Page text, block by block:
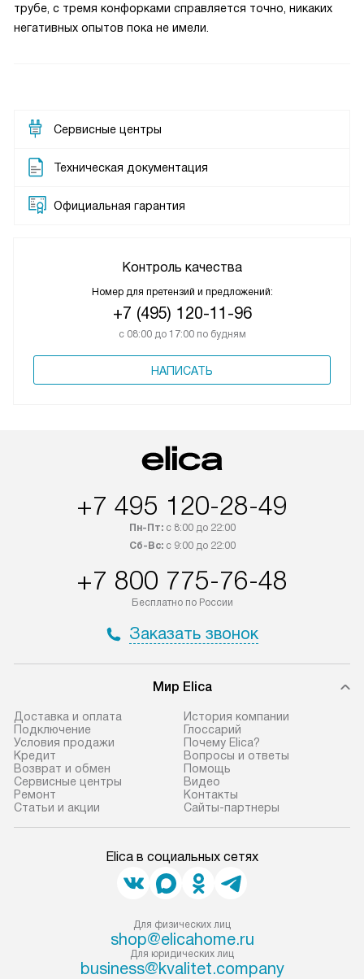
трубе, с тремя конфорками справляется точно, никаких
негативных опытов пока не имели.
Сервисные центры
Техническая документация
Официальная гарантия
Контроль качества
Номер для претензий и предложений:
+7 (495) 120-11-96
с 08:00 до 17:00 по будням
НАПИСАТЬ
+7 495 120-28-49
Пн-Пт:с 8:00 до 22:00
Сб-Вс:с 9:00 до 22:00
+7 800 775-76-48
Бесплатно по России
Заказать звонок
Мир Elica
Доставка и оплата
Подключение
Условия продажи
Кредит
Возврат и обмен
Сервисные центры
Ремонт
Статьи и акции
История компании
Глоссарий
Почему Elica?
Вопросы и ответы
Помощь
Видео
Контакты
Сайты-партнеры
Elica в социальных сетях
Для физических лиц
shop@elicahome.ru
Для юридических лиц
business@kvalitet.company